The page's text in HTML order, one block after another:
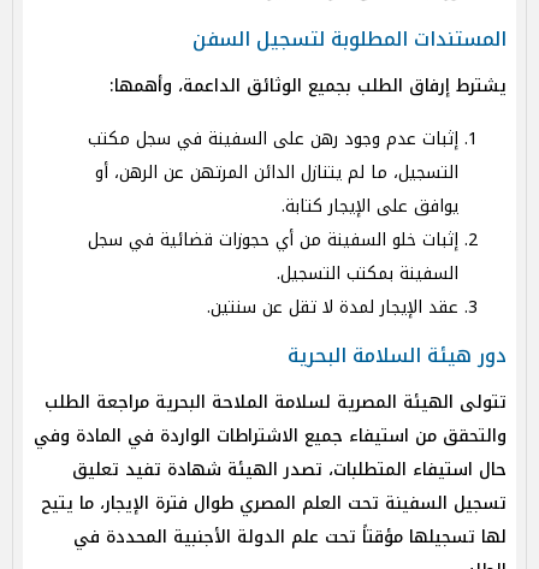
المستندات المطلوبة لتسجيل السفن
يشترط إرفاق الطلب بجميع الوثائق الداعمة، وأهمها:
إثبات عدم وجود رهن على السفينة في سجل مكتب
التسجيل، ما لم يتنازل الدائن المرتهن عن الرهن، أو
يوافق على الإيجار كتابة.
إثبات خلو السفينة من أي حجوزات قضائية في سجل
السفينة بمكتب التسجيل.
عقد الإيجار لمدة لا تقل عن سنتين.
دور هيئة السلامة البحرية
تتولى الهيئة المصرية لسلامة الملاحة البحرية مراجعة الطلب
والتحقق من استيفاء جميع الاشتراطات الواردة في المادة وفي
حال استيفاء المتطلبات، تصدر الهيئة شهادة تفيد تعليق
تسجيل السفينة تحت العلم المصري طوال فترة الإيجار، ما يتيح
لها تسجيلها مؤقتاً تحت علم الدولة الأجنبية المحددة في